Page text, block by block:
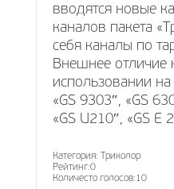
вводятся новые
каналов пакета
себя каналы по
Внешнее отличие
использовании на
«GS 9303″, «GS
«GS U210″, «GS E
Категория:
Триколор
Рейтинг:0
Количесто голосов:10